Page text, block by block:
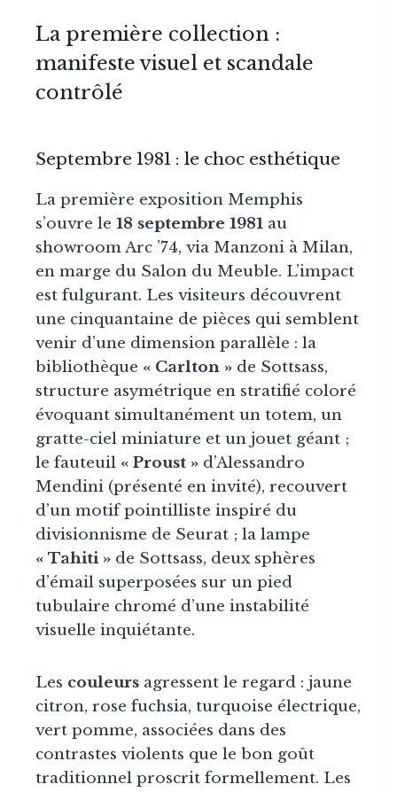
La première collection :
manifeste visuel et scandale
contrôlé
Septembre 1981 : le choc esthétique
La première exposition Memphis
s’ouvre le 18 septembre 1981 au
showroom Arc ’74, via Manzoni à Milan,
en marge du Salon du Meuble. L’impact
est fulgurant. Les visiteurs découvrent
une cinquantaine de pièces qui semblent
venir d’une dimension parallèle : la
bibliothèque « Carlton » de Sottsass,
structure asymétrique en stratifié coloré
évoquant simultanément un totem, un
gratte-ciel miniature et un jouet géant ;
le fauteuil « Proust » d’Alessandro
Mendini (présenté en invité), recouvert
d’un motif pointilliste inspiré du
divisionnisme de Seurat ; la lampe
« Tahiti » de Sottsass, deux sphères
d’émail superposées sur un pied
tubulaire chromé d’une instabilité
visuelle inquiétante.
Les couleurs agressent le regard : jaune
citron, rose fuchsia, turquoise électrique,
vert pomme, associées dans des
contrastes violents que le bon goût
traditionnel proscrit formellement. Les